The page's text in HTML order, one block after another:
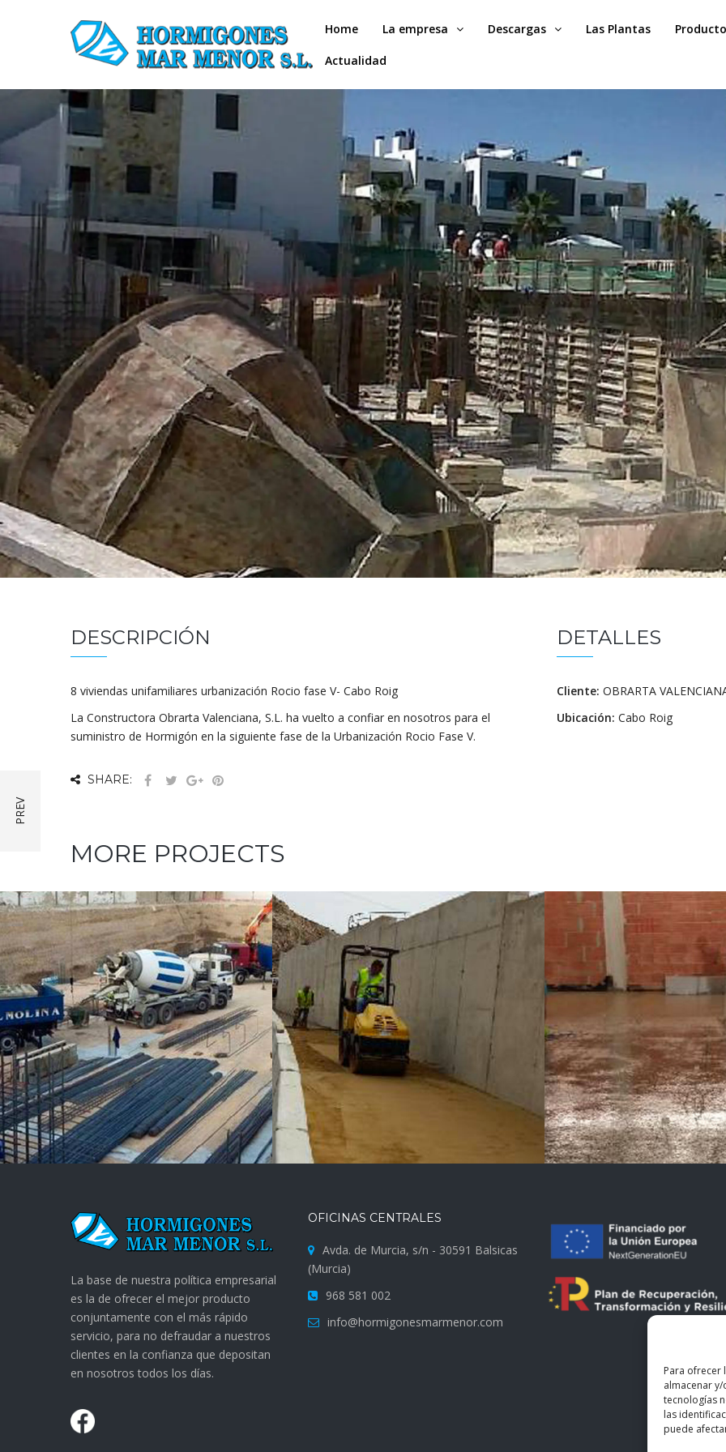
Para ofrecer
almacenar
tecnologías
las
puede
Home La empresa Descargas Las Plantas
Actualidad
DESCRIPCIÓN
8 viviendas unifamiliares urbanización Rocio fase V- Cabo Roig
La Constructora Obrarta Valenciana, S.L. ha vuelto a confiar en nosotros para el
suministro de Hormigón en la siguiente fase de la Urbanización Rocio Fase V.
DETALLES
Cliente: OBRARTA
Ubicación: Cabo Roig
SHARE:
MORE PROJECTS
UTE SENDA CALA
CORTINA
AUTONIVELANTES
BERAVI, S.L.
HORMIGONES
ESTRUCTURAS Y
ALTAMIRA, S.L.
La base de nuestra política empresarial
es la de ofrecer el mejor producto
conjuntamente con el más rápido
servicio, para no defraudar a nuestros
clientes en la confianza que depositan
en nosotros todos los días.
OFICINAS CENTRALES
Avda. de Murcia, s/n - 30591 Balsicas
(Murcia)
968 581 002
info@hormigonesmarmenor.com